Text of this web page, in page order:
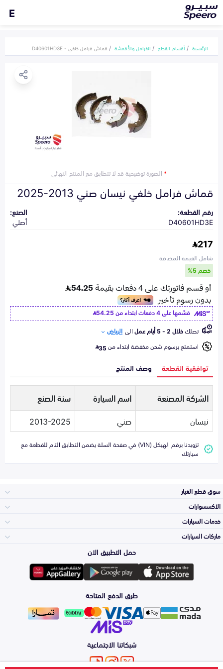
E
الرئيسية أقسام القطع الفرامل والأقمشة قماش فرامل خلفي - D40601HD3E
*الصورة توضيحية قد لا تتطابق مع المنتج النهائي
قماش فرامل خلفي نيسان صني 2013-2025
رقم القطعة:
D40601HD3E
الصنع:
أصلي
217
شامل القيمة المضافة
خصم 5%
قسّمها على 4 دفعات ابتداء من
54.25
تصلكخلال 2 - 5 أيام عمل الى الرياض
استمتع برسوم شحن مخفضة ابتداء من35
توافقية القطعة وصف المنتج
الشركة المصنعة اسم السيارة
سنة الصنع
نيسان
صني 2013-2025
تزويدنا برقم الهيكل (VIN) في صفحة السلة يضمن التطابق التام للقطعة مع
سيارتك
سوق قطع الغيار
المكائن، القيرات
وملحقاتها
الشمعات
والاصطبات (الاضاءة)
الفرامل والأقمشة
الاكسسوارات
لوازم الرحلات
اكسسوارات العناية
الزيوت و السوائل
خدمات السيارات
الأكثر مبيعاً
التلميع والعناية
اصلاح الطلاء
ماركات السيارات
تويوتا
هيونداي
كيا
حمل التطبيق الان
طرق الدفع المتاحة
شبكاتنا الاجتماعية